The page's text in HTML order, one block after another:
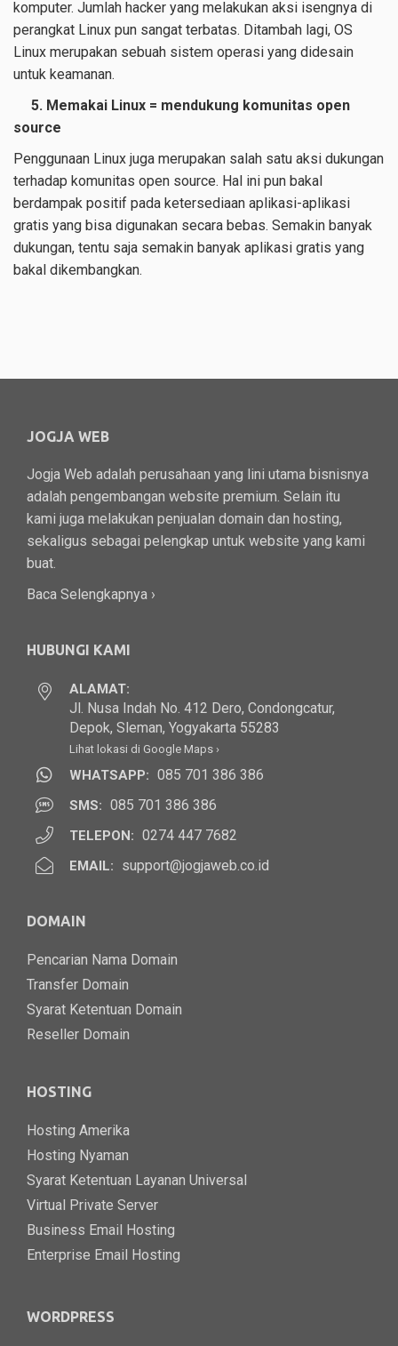
komputer. Jumlah hacker yang melakukan aksi isengnya di
perangkat Linux pun sangat terbatas. Ditambah lagi, OS
Linux merupakan sebuah sistem operasi yang didesain
untuk keamanan.
5. Memakai Linux = mendukung komunitas open
source
Penggunaan Linux juga merupakan salah satu aksi dukungan
terhadap komunitas open source. Hal ini pun bakal
berdampak positif pada ketersediaan aplikasi-aplikasi
gratis yang bisa digunakan secara bebas. Semakin banyak
dukungan, tentu saja semakin banyak aplikasi gratis yang
bakal dikembangkan.
JOGJA WEB
Jogja Web adalah perusahaan yang lini utama bisnisnya
adalah pengembangan website premium. Selain itu
kami juga melakukan penjualan domain dan hosting,
sekaligus sebagai pelengkap untuk website yang kami
buat.
Baca Selengkapnya ›
HUBUNGI KAMI
ALAMAT:
Jl. Nusa Indah No. 412 Dero, Condongcatur,
Depok, Sleman, Yogyakarta 55283
Lihat lokasi di Google Maps ›
WHATSAPP: 085 701 386 386
SMS: 085 701 386 386
TELEPON: 0274 447 7682
EMAIL: support@jogjaweb.co.id
DOMAIN
Pencarian Nama Domain
Transfer Domain
Syarat Ketentuan Domain
Reseller Domain
HOSTING
Hosting Amerika
Hosting Nyaman
Syarat Ketentuan Layanan Universal
Virtual Private Server
Business Email Hosting
Enterprise Email Hosting
WORDPRESS